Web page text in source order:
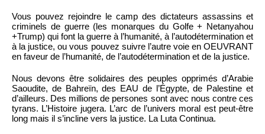
Vous pouvez rejoindre le camp des dictateurs assassins et
criminels de guerre (les monarques du Golfe + Netanyahou
+Trump) qui font la guerre à l’humanité, à l’autodétermination et
à la justice, ou vous pouvez suivre l’autre voie en OEUVRANT
en faveur de l’humanité, de l’autodétermination et de la justice.
Nous devons être solidaires des peuples opprimés d’Arabie
Saoudite, de Bahreïn, des EAU de l’Égypte, de Palestine et
d’ailleurs. Des millions de persones sont avec nous contre ces
tyrans. L’Histoire jugera. L’arc de l’univers moral est peut-être
long mais il s’incline vers la justice. La Luta Continua.